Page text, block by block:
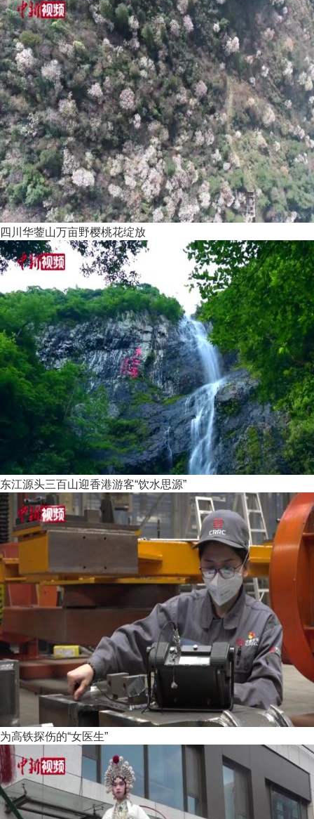
四川华蓥山万亩野樱桃花绽放
东江源头三百山迎香港游客“饮水思源”
为高铁探伤的“女医生”